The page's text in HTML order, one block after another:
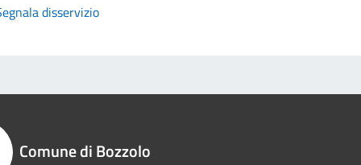
disservizio
Comune di Bozzolo